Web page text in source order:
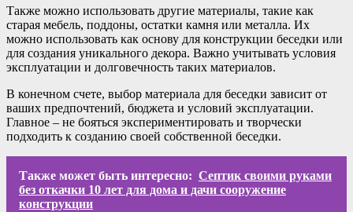
Также можно использовать другие материалы, такие как
старая мебель, поддоны, остатки камня или металла. Их
можно использовать как основу для конструкции беседки или
для создания уникального декора. Важно учитывать условия
эксплуатации и долговечность таких материалов.
В конечном счете, выбор материала для беседки зависит от
ваших предпочтений, бюджета и условий эксплуатации.
Главное – не бояться экспериментировать и творчески
подходить к созданию своей собственной беседки.
Также может быть интересно: Септик своими руками
без откачки 10 лет для дома и дачи сооружение
конструкции